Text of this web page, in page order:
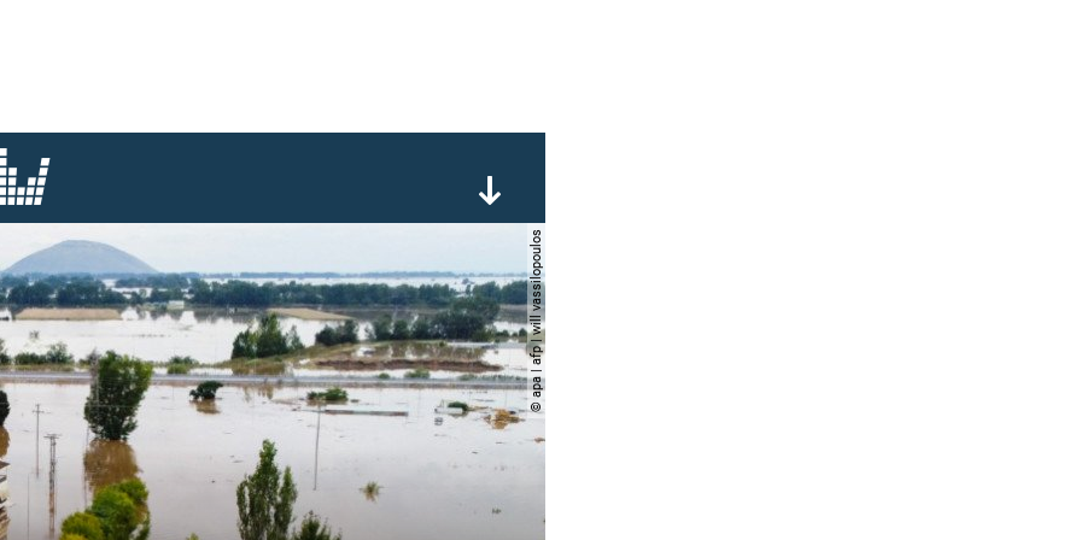
© apa | afp | will vassilopoulos